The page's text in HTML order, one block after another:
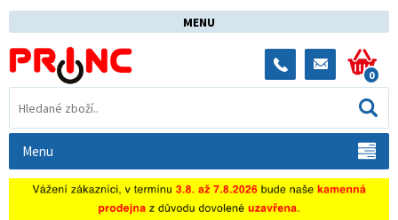
MENU
0
Menu